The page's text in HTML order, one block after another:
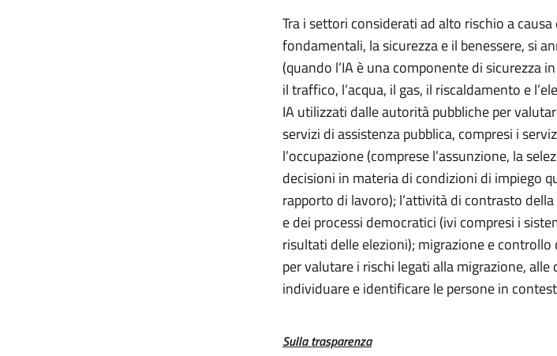
Tra i settori considerati ad alto rischio a
fondamentali, la sicurezza e il benessere, si
(quando l’IA è una componente di sicurezza
il traffico, l’acqua, il gas, il riscaldamento e
IA utilizzati dalle autorità pubbliche per
servizi di assistenza pubblica, compresi i
l’occupazione (comprese l’assunzione, la
decisioni in materia di condizioni di impiego
rapporto di lavoro); l’attività di contrasto
e dei processi democratici (ivi compresi i
risultati delle elezioni); migrazione e
per valutare i rischi legati alla migrazione,
individuare e identificare le persone in
Sulla trasparenza